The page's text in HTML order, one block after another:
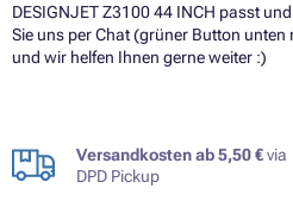
DESIGNJET Z3100 44 INCH passt
Sie uns per Chat (grüner Button unten
und wir helfen Ihnen gerne weiter :)
Versandkosten ab 5,50 €via
DPD Pickup